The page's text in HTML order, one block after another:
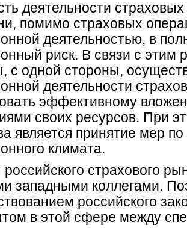
деятельности
помимо страховых
деятельностью, в
риск. В связи с этим
с одной стороны,
деятельности
эффективному
своих ресурсов. При
является принятие мер
климата.
страхового
западными коллегами.
российского
в этой сфере между